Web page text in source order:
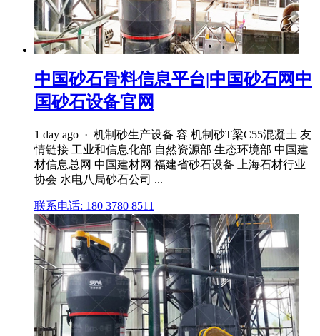
中国砂石骨料信息平台|中国砂石网中
国砂石设备官网
1 day ago · 机制砂生产设备 容 机制砂T梁C55混凝土 友
情链接 工业和信息化部 自然资源部 生态环境部 中国建
材信息总网 中国建材网 福建省砂石设备 上海石材行业
协会 水电八局砂石公司 ...
联系电话: 180 3780 8511